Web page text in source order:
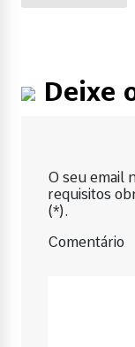
Deixe
O seu email
requisitos
(*).
Comentário